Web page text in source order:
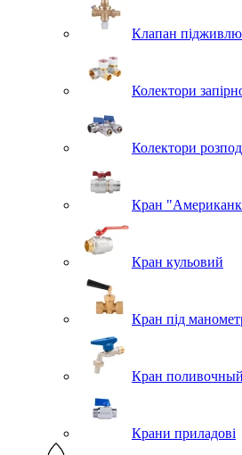
Клапан
Колектори
Колектори
Кран
Кран кульовий
Кран під
Кран
Крани приладові